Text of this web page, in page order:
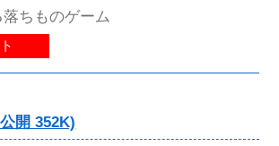
ちものゲーム
開 352K)